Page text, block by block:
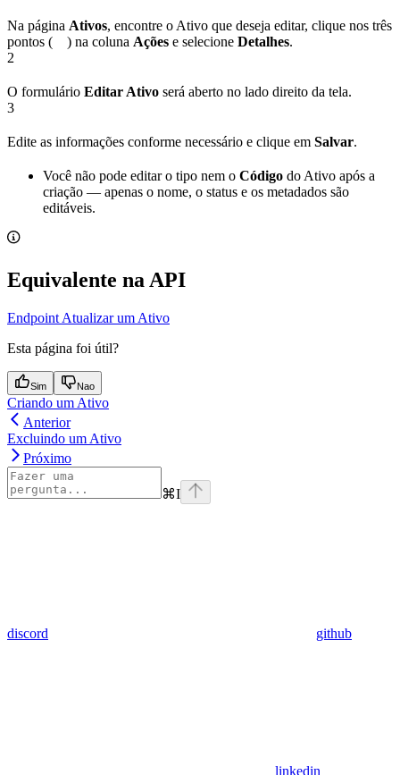
Na página Ativos, encontre o Ativo que deseja editar, clique nos três
pontos (
) na coluna Ações e selecione Detalhes.
2
O formulário Editar Ativo será aberto no lado direito da tela.
3
Edite as informações conforme necessário e clique em Salvar.
Você não pode editar o tipo nem o Código do Ativo após a
criação — apenas o nome, o status e os metadados são
editáveis.
Equivalente na API
Endpoint Atualizar um Ativo
Esta página foi útil?
Sim Nao
Criando um Ativo
Anterior
Excluindo um Ativo
Próximo
⌘I
discord github
linkedin